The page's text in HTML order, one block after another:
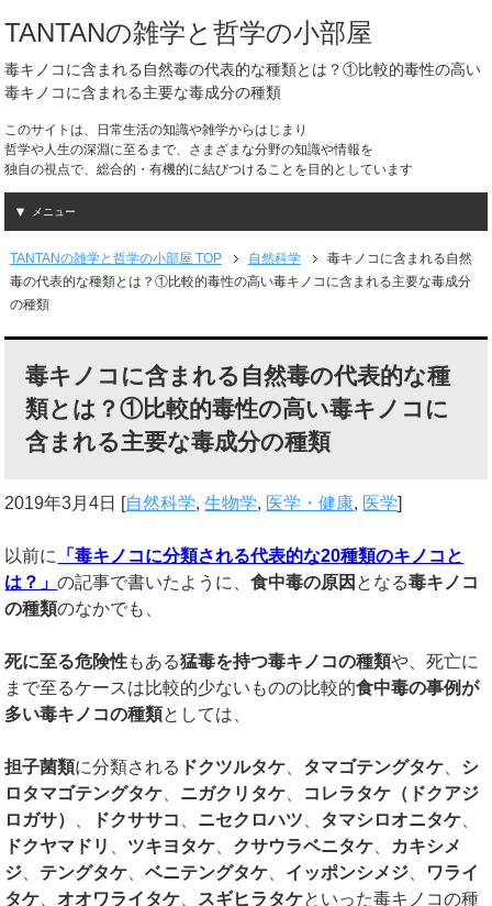
TANTANの雑学と哲学の小部屋
毒キノコに含まれる自然毒の代表的な種類とは？①比較的毒性の高い
毒キノコに含まれる主要な毒成分の種類
このサイトは、日常生活の知識や雑学からはじまり
哲学や人生の深淵に至るまで、さまざまな分野の知識や情報を
独自の視点で、総合的・有機的に結びつけることを目的としています
メニュー
TANTANの雑学と哲学の小部屋 TOP 自然科学
毒キノコに含まれる自然
毒の代表的な種類とは？①比較的毒性の高い毒キノコに含まれる主要な毒成分
の種類
毒キノコに含まれる自然毒の代表的な種
類とは？①比較的毒性の高い毒キノコに
含まれる主要な毒成分の種類
2019年3月4日 [自然科学,生物学, 医学・健康, 医学]
以前に 「毒キノコに分類される代表的な20種類のキノコと
は？」の記事で書いたように、食中毒の原因 となる毒キノコ
の種類のなかでも、
死に至る危険性もある猛毒を持つ毒キノコの種類や、死亡に
まで至るケースは比較的少ないものの比較的食中毒の事例が
多い毒キノコの種類としては、
担子菌類に分類される ドクツルタケ タマゴテングタケ
シ
ロタマゴテングタケ
ニガクリタケ
コレラタケ（ドクアジ
ロガサ）
ドクササコ ニセクロハツ タマシロオニタケ
ドクヤマドリ
ツキヨタケ クサウラベニタケ
カキシメ
ジ
テングタケ 、ベニテングタケ イッポンシメジ
ワライ
タケ
オオワライタケ スギヒラタケといった毒キノコの種